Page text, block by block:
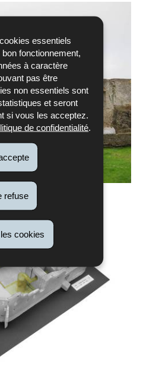
essentiels
fonctionnement,
à caractère
pas être
non essentiels sont
et seront
si vous les acceptez.
de confidentialité.
refuse
cookies